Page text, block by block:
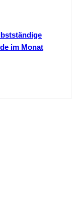
im Monat